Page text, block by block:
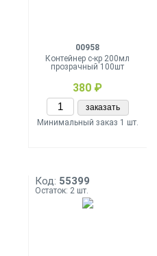
00958
Контейнер с-кр 200мл
прозрачный 100шт
380 ₽
заказать
Минимальный заказ 1 шт.
Код: 55399
Остаток: 2 шт.